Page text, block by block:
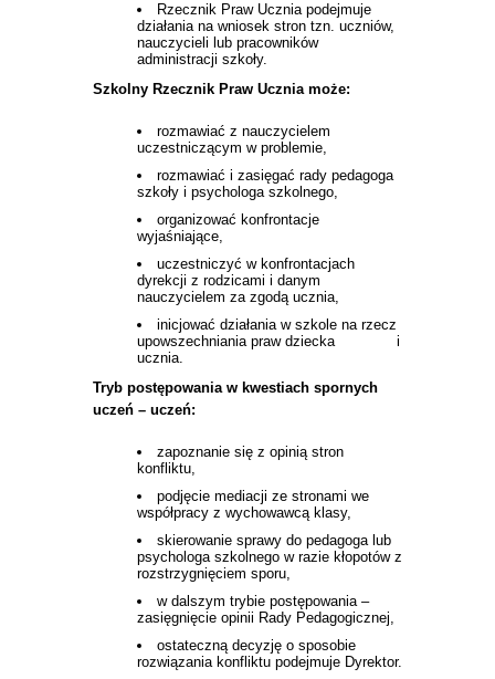
Rzecznik Praw Ucznia podejmuje
działania na wniosek stron tzn. uczniów,
nauczycieli lub pracowników
administracji szkoły.
Szkolny Rzecznik Praw Ucznia może:
rozmawiać z nauczycielem
uczestniczącym w problemie,
rozmawiać i zasięgać rady pedagoga
szkoły i psychologa szkolnego,
organizować konfrontacje
wyjaśniające,
uczestniczyć w konfrontacjach
dyrekcji z rodzicami i danym
nauczycielem za zgodą ucznia,
inicjować działania w szkole na rzecz
upowszechniania praw dziecka i
ucznia.
Tryb postępowania w kwestiach spornych
uczeń – uczeń:
zapoznanie się z opinią stron
konfliktu,
podjęcie mediacji ze stronami we
współpracy z wychowawcą klasy,
skierowanie sprawy do pedagoga lub
psychologa szkolnego w razie kłopotów z
rozstrzygnięciem sporu,
w dalszym trybie postępowania –
zasięgnięcie opinii Rady Pedagogicznej,
ostateczną decyzję o sposobie
rozwiązania konfliktu podejmuje Dyrektor.